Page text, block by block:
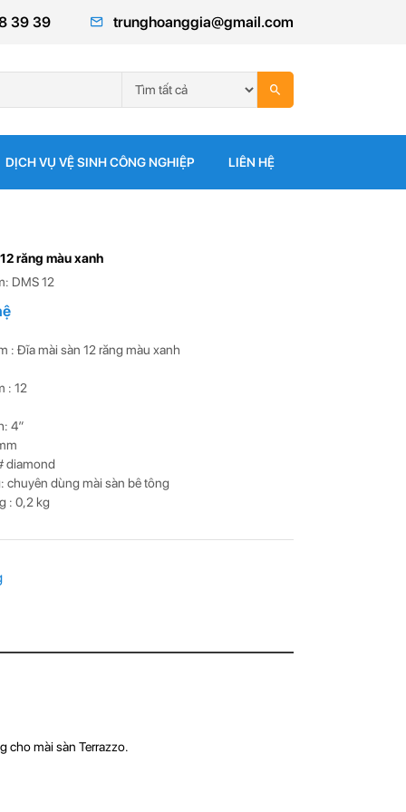
39 39 trunghoanggia@gmail.com
DỊCH VỤ VỆ SINH CÔNG NGHIỆP LIÊN HỆ
răng màu xanh
DMS 12
: Đĩa mài sàn 12 răng màu xanh
: 12
4″
diamond
chuyên dùng mài sàn bê tông
: 0,2 kg
cho mài sàn Terrazzo.